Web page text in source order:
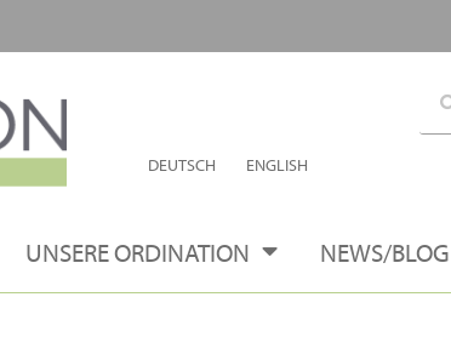
DEUTSCH ENGLISH
UNSERE ORDINATION NEWS/BLOG